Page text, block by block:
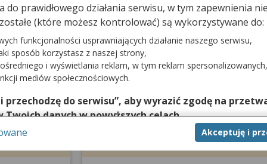
w Dąbrowie.
Wizyta NFZ
do prawidłowego działania serwisu, w tym zapewnienia
(które możesz kontrolować) są wykorzystywane do:
funkcjonalności usprawniających działanie naszego serwisu,
sposób korzystasz z naszej strony,
i wyświetlania reklam, w tym reklam spersonalizowanych,
mediów społecznościowych.
przechodzę do serwisu”, aby wyrazić zgodę na
danych w powyższych celach.
zgody jest dobrowolne, a wyrażoną zgodę możesz w
na przetwarzanie Twoich danych tylko w niektórych
Akceptuję i